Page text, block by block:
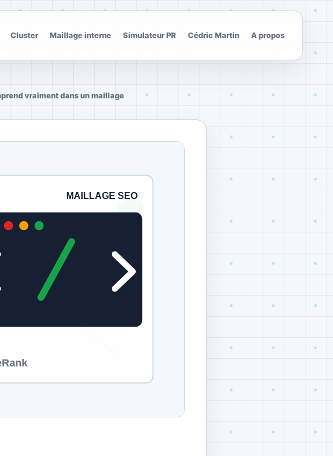
Cluster Maillage interne Simulateur PR Cédric Martin A propos
vraiment dans un maillage